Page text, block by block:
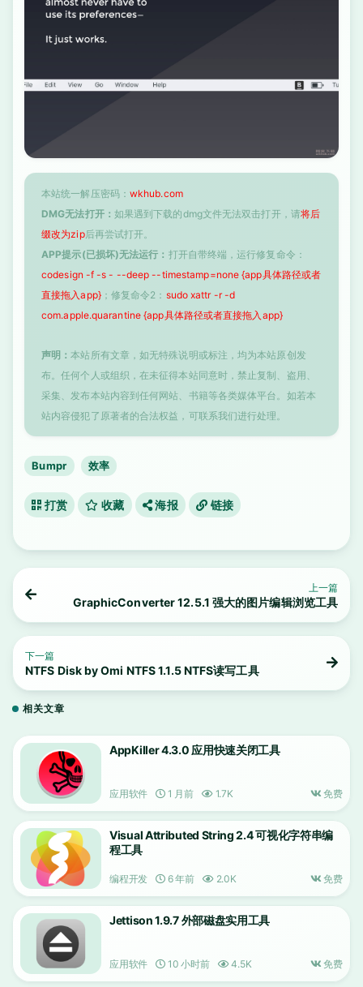
本站统一解压密码： wkhub.com
DMG无法打开： 如果遇到下载的dmg文件无法双击打开，请将后
缀改为zip后再尝试打开。
APP提示(已损坏)无法运行： 打开自带终端，运行修复命令：
codesign -f -s - --deep --timestamp=none {app具体路径或者
直接拖入app}；修复命令2： sudo xattr -r -d
com.apple.quarantine {app具体路径或者直接拖入app}
声明：本站所有文章，如无特殊说明或标注，均为本站原创发
布。任何个人或组织，在未征得本站同意时，禁止复制、盗用、
采集、发布本站内容到任何网站、书籍等各类媒体平台。如若本
站内容侵犯了原著者的合法权益，可联系我们进行处理。
Bumpr 效率
打赏 收藏 海报 链接
上一篇
GraphicConverter 12.5.1 强大的图片编辑浏览工具
下一篇
NTFS Disk by Omi NTFS 1.1.5 NTFS读写工具
相关文章
AppKiller 4.3.0 应用快速关闭工具
应用软件 1 月前 1.7K 免费
Visual Attributed String 2.4 可视化字符串编
程工具
编程开发 6 年前 2.0K 免费
Jettison 1.9.7 外部磁盘实用工具
应用软件 10 小时前 4.5K 免费